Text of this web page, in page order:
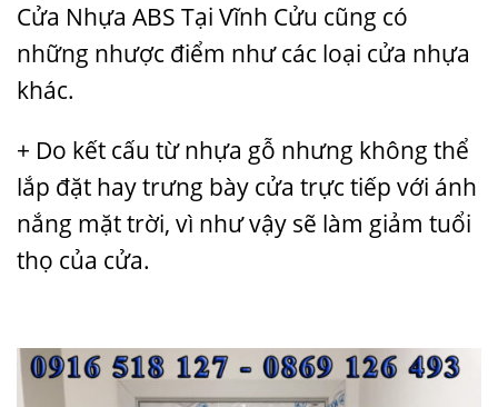
Cửa Nhựa ABS Tại Vĩnh Cửu cũng có
những nhược điểm nhưcác loại cửa nhựa
khác.
+ Do kết cấu từ nhựa gỗ nhưng không thể
lắp đặt hay trưng bày cửa trực tiếp với ánh
nắng mặt trời, vì như vậy sẽ làm giảm tuổi
thọ của cửa.